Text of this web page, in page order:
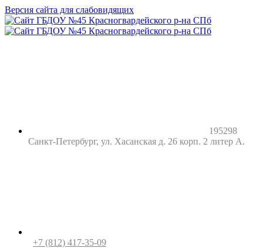
Версия сайта для слабовидящих
195298
Санкт-Петербург, ул. Хасанская д. 26 корп. 2 литер А.
+7 (812) 417-35-09